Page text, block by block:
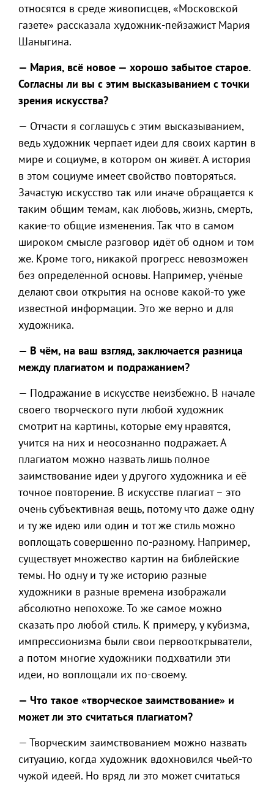
относятся в среде живописцев, «Московской
газете» рассказала художник-пейзажист Мария
Шаныгина.
— Мария, всё новое — хорошо забытое старое.
Согласны ли вы с этим высказыванием с точки
зрения искусства?
— Отчасти я соглашусь с этим высказыванием,
ведь художник черпает идеи для своих картин в
мире и социуме, в котором он живёт. А история
в этом социуме имеет свойство повторяться.
Зачастую искусство так или иначе обращается к
таким общим темам, как любовь, жизнь, смерть,
какие-то общие изменения. Так что в самом
широком смысле разговор идёт об одном и том
же. Кроме того, никакой прогресс невозможен
без определённой основы. Например, учёные
делают свои открытия на основе какой-то уже
известной информации. Это же верно и для
художника.
— В чём, на ваш взгляд, заключается разница
между плагиатом и подражанием?
— Подражание в искусстве неизбежно. В начале
своего творческого пути любой художник
смотрит на картины, которые ему нравятся,
учится на них и неосознанно подражает. А
плагиатом можно назвать лишь полное
заимствование идеи у другого художника и её
точное повторение. В искусстве плагиат – это
очень субъективная вещь, потому что даже одну
и ту же идею или один и тот же стиль можно
воплощать совершенно по-разному. Например,
существует множество картин на библейские
темы. Но одну и ту же историю разные
художники в разные времена изображали
абсолютно непохоже. То же самое можно
сказать про любой стиль. К примеру, у кубизма,
импрессионизма были свои первооткрыватели,
а потом многие художники подхватили эти
идеи, но воплощали их по-своему.
— Что такое «творческое заимствование» и
может ли это считаться плагиатом?
— Творческим заимствованием можно назвать
ситуацию, когда художник вдохновился чьей-то
чужой идеей. Но вряд ли это может считаться